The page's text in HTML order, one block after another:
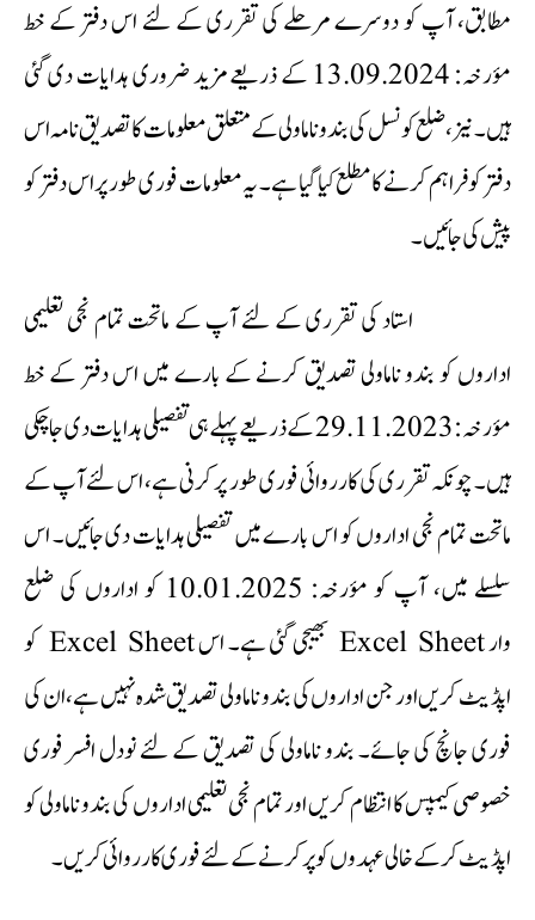
مطابق، آپ کو دوسرے مرحلے کی تقرری کے لئے اس دفتر کے خط
مؤرخہ: 13.09.2024 کے ذریعے مزید ضروری ہدایات دی گئی
ہیں۔ نیز، ضلع کونسل کی بندو ناماولی کے متعلق معلومات کا تصدیق نامہ اس
دفتر کو فراہم کرنے کا مطلع کیا گیا ہے۔ یہ معلومات فوری طور پر اس دفتر کو
پیش کی جائیں۔
استاد کی تقرری کے لئے آپ کے ماتحت تمام نجی تعلیمی
اداروں کو بندو ناماولی تصدیق کرنے کے بارے میں اس دفتر کے خط
مؤرخہ: 29.11.2023 کے ذریعے پہلے ہی تفصیلی ہدایات دی جا چکی
ہیں۔ چونکہ تقرری کی کارروائی فوری طور پر کرنی ہے، اس لئے آپ کے
ماتحت تمام نجی اداروں کو اس بارے میں تفصیلی ہدایات دی جائیں۔ اس
سلسلے میں، آپ کو مؤرخہ: 10.01.2025 کو اداروں کی ضلع
وار Excel Sheet بھیجی گئی ہے۔ اس Excel Sheet کو
اپڈیٹ کریں اور جن اداروں کی بندو ناماولی تصدیق شدہ نہیں ہے، ان کی
فوری جانچ کی جائے۔ بندو ناماولی کی تصدیق کے لئے نودل افسر فوری
خصوصی کیمپس کا انتظام کریں اور تمام نجی تعلیمی اداروں کی بندو ناماولی کو
اپڈیٹ کر کے خالی عہدوں کو پر کرنے کے لئے فوری کارروائی کریں۔